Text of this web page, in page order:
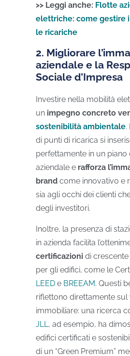
>> Leggi anche: Flotte
elettriche: come gestire
le ricariche
2. Migliorare
aziendale e la
Sociale d’Impresa
Investire nella mobilità
un impegno concreto
sostenibilità ambientale.
di punti di ricarica si
perfettamente in un piano
aziendale e rafforza
brand come innovativo e
sia agli occhi dei clienti
degli investitori.
Inoltre, la presenza di
in azienda facilita
certificazioni di
per gli edifici, come le
LEED e BREEAM. Questi
riflettono direttamente sul
immobiliare: una ricerca
JLL, ad esempio, ha
edifici certificati e
di un “Green Premium”